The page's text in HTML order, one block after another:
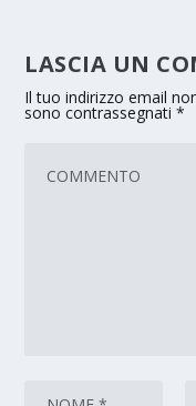
LASCIA UN
Il tuo indirizzo email
sono contrassegnati*